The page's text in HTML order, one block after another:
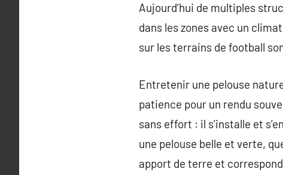
Aujourd’hui de multiples
dans les zones avec un
sur les terrains de football
Entretenir une pelouse
patience pour un rendu
sans effort : il s’installe et
une pelouse belle et verte,
apport de terre et